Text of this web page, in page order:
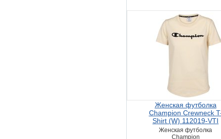
Женская футболка
Champion Crewneck
Shirt (W) 112019-VTI
Женская футболка
Champion